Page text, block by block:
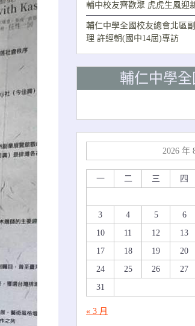
輔中校友齊歡聚 虎虎生風迎
輔仁中學全國校友總會北區
理 許經朝(國中14屆)專訪
輔仁中學
2026 年
一 二 三 四
3
4 5 6
10
11 12 13
17
18 19 20
24
25 26 27
31
« 3 月